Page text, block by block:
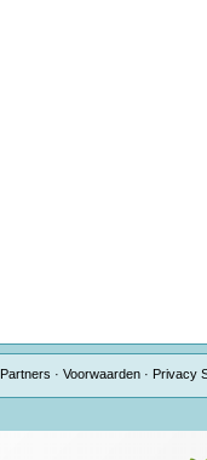
Partners ·Voorwaarden · Privacy